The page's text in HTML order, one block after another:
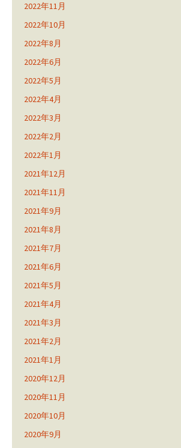
2022年11月
2022年10月
2022年8月
2022年6月
2022年5月
2022年4月
2022年3月
2022年2月
2022年1月
2021年12月
2021年11月
2021年9月
2021年8月
2021年7月
2021年6月
2021年5月
2021年4月
2021年3月
2021年2月
2021年1月
2020年12月
2020年11月
2020年10月
2020年9月